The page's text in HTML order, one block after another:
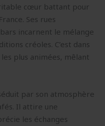
cœur battant pour
Ses rues
incarnent le mélange
créoles. C’est dans
plus animées, mêlant
par son atmosphère
Il attire une
les échanges